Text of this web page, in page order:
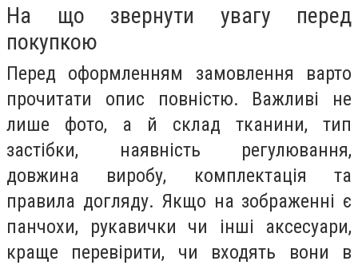
На що звернути увагу перед
покупкою
Перед оформленням замовлення варто
прочитати опис повністю. Важливі не
лише фото, а й склад тканини, тип
застібки, наявність регулювання,
довжина виробу, комплектація та
правила догляду. Якщо на зображенні є
панчохи, рукавички чи інші аксесуари,
краще перевірити, чи входять вони в